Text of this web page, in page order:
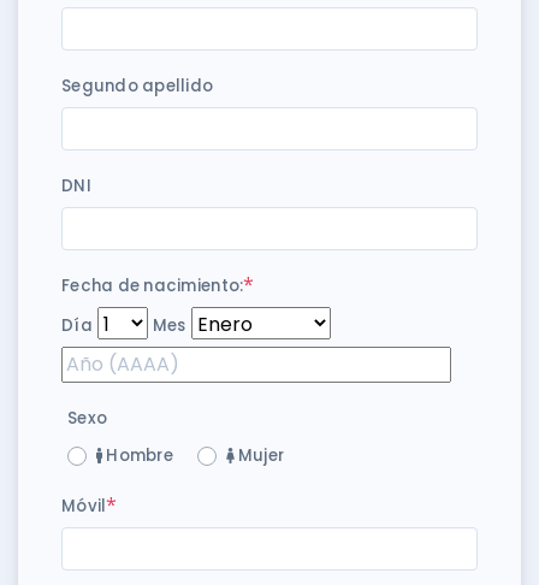
Segundo apellido
DNI
Fecha de nacimiento:*
Día Mes
Sexo
Hombre
Mujer
Móvil*